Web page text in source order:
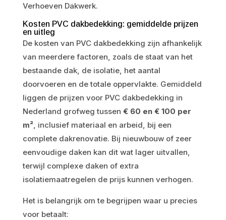
Verhoeven Dakwerk.
Kosten PVC dakbedekking: gemiddelde prijzen
en uitleg
De kosten van PVC dakbedekking zijn afhankelijk
van meerdere factoren, zoals de staat van het
bestaande dak, de isolatie, het aantal
doorvoeren en de totale oppervlakte. Gemiddeld
liggen de prijzen voor PVC dakbedekking in
Nederland grofweg tussen € 60 en € 100 per
m², inclusief materiaal en arbeid, bij een
complete dakrenovatie. Bij nieuwbouw of zeer
eenvoudige daken kan dit wat lager uitvallen,
terwijl complexe daken of extra
isolatiemaatregelen de prijs kunnen verhogen.
Het is belangrijk om te begrijpen waar u precies
voor betaalt: